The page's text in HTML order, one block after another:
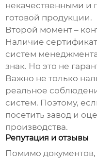
некачественными и
готовой продукции.
Второй момент –
Наличие
систем
знак. Но это не
Важно не только
реальное
систем. Поэтому,
посетить завод и
производства.
Репутация и отзывы
Помимо